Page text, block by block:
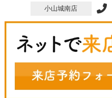
小山城南店